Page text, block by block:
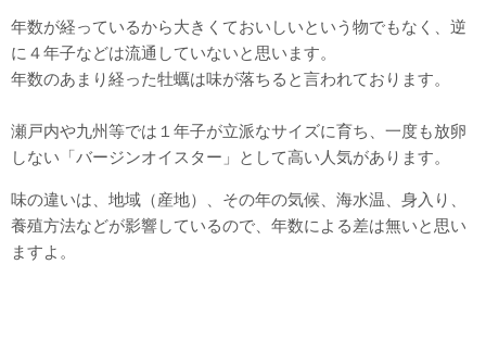
年数が経っているから大きくておいしいという物でもなく、逆
に４年子などは流通していないと思います。
年数のあまり経った牡蠣は味が落ちると言われております。
瀬戸内や九州等では１年子が立派なサイズに育ち、一度も放卵
しない「バージンオイスター」として高い人気があります。
味の違いは、地域（産地）、その年の気候、海水温、身入り、
養殖方法などが影響しているので、年数による差は無いと思い
ますよ。